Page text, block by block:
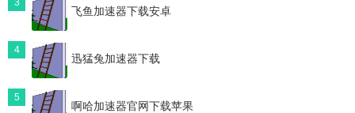
飞鱼加速器下载安卓
4
迅猛兔加速器下载
5
啊哈加速器官网下载苹果